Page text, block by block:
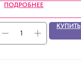
ПОДРОБНЕЕ
КУПИТЬ